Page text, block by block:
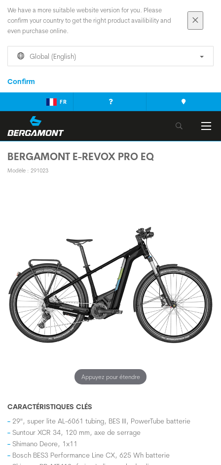
We have a more suitable website version for you. Please
confirm your country to get the right product availibility and
even purchase online.
Global (English)
Confirm
FR
BERGAMONT E-REVOX PRO EQ
Modèle : 291023
Appuyez pour étendre
CARACTÉRISTIQUES CLÉS
29", super lite AL-6061 tubing, BES III, PowerTube batterie
Suntour XCR 34, 120 mm, axe de serrage
Shimano Deore, 1x11
Bosch BES3 Performance Line CX, 625 Wh batterie